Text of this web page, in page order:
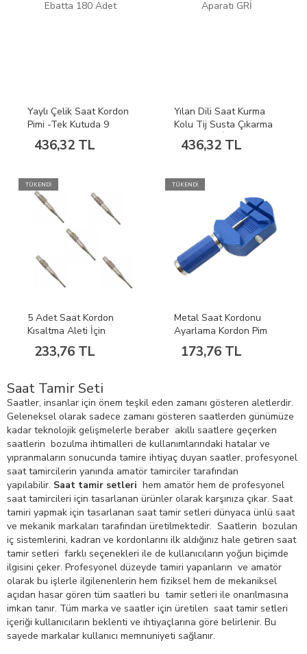
Yaylı Çelik Saat Kordon
Pimi -Tek Kutuda 9
Farklı Ebatta 180 Adet
436,32 TL
Yılan Dili Saat Kurma
Kolu Tij Susta Çıkarma
Aparatı GRİ
436,32 TL
TÜKENDİ
5 Adet Saat Kordon
Kısaltma Aleti İçin
Yedek Uç
233,76 TL
TÜKENDİ
Metal Saat Kordonu
Ayarlama Kordon Pim
Çıkarma Aleti
173,76 TL
Saat Tamir Seti
Saatler, insanlar için önem teşkil eden zamanı gösteren aletlerdir.
Geleneksel olarak sadece zamanı gösteren saatlerden günümüze
kadar teknolojik gelişmelerle beraber akıllı saatlere geçerken
saatlerin bozulma ihtimalleri de kullanımlarındaki hatalar ve
yıpranmaların sonucunda tamire ihtiyaç duyan saatler, profesyonel
saat tamircilerin yanında amatör tamirciler tarafından
yapılabilir. Saat tamir setleri hem amatör hem de profesyonel
saat tamircileri için tasarlanan ürünler olarak karşınıza çıkar. Saat
tamiri yapmak için tasarlanan saat tamir setleri dünyaca ünlü saat
ve mekanik markaları tarafından üretilmektedir. Saatlerin bozulan
iç sistemlerini, kadran ve kordonlarını ilk aldığınız hale getiren saat
tamir setleri farklı seçenekleri ile de kullanıcıların yoğun biçimde
ilgisini çeker. Profesyonel düzeyde tamiri yapanların ve amatör
olarak bu işlerle ilgilenenlerin hem fiziksel hem de mekaniksel
açıdan hasar gören tüm saatleri bu tamir setleri ile onarılmasına
imkan tanır. Tüm marka ve saatler için üretilen saat tamir setleri
içeriği kullanıcıların beklenti ve ihtiyaçlarına göre belirlenir. Bu
sayede markalar kullanıcı memnuniyeti sağlanır.